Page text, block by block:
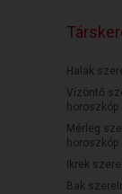
Halak
Vízöntő
horoszkóp
Mérleg
horoszkóp
Ikrek
Bak